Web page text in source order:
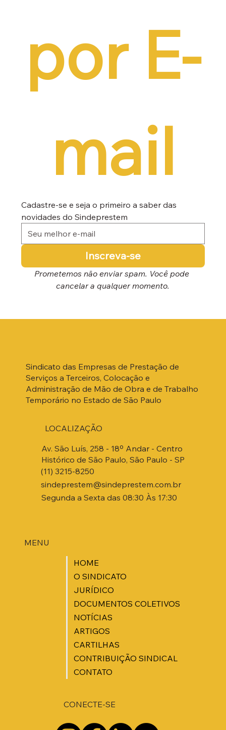
por E-
mail
Cadastre-se e seja o primeiro a saber das
novidades do Sindeprestem
Inscreva-se
Prometemos não enviar spam. Você pode
cancelar a qualquer momento.
Sindicato das Empresas de Prestação de
Serviços a Terceiros, Colocação e
Administração de Mão de Obra e de Trabalho
Temporário no Estado de São Paulo
MENU
HOME
O SINDICATO
JURÍDICO
DOCUMENTOS COLETIVOS
NOTÍCIAS
ARTIGOS
CARTILHAS
CONTRIBUIÇÃO SINDICAL
CONTATO
Av. São Luís, 258 - 18º Andar - Centro
Histórico de São Paulo, São Paulo - SP
(11) 3215-8250
sindeprestem@sindeprestem.com.br
Segunda a Sexta das 08:30 Às 17:30
LOCALIZAÇÃO
CONECTE-SE